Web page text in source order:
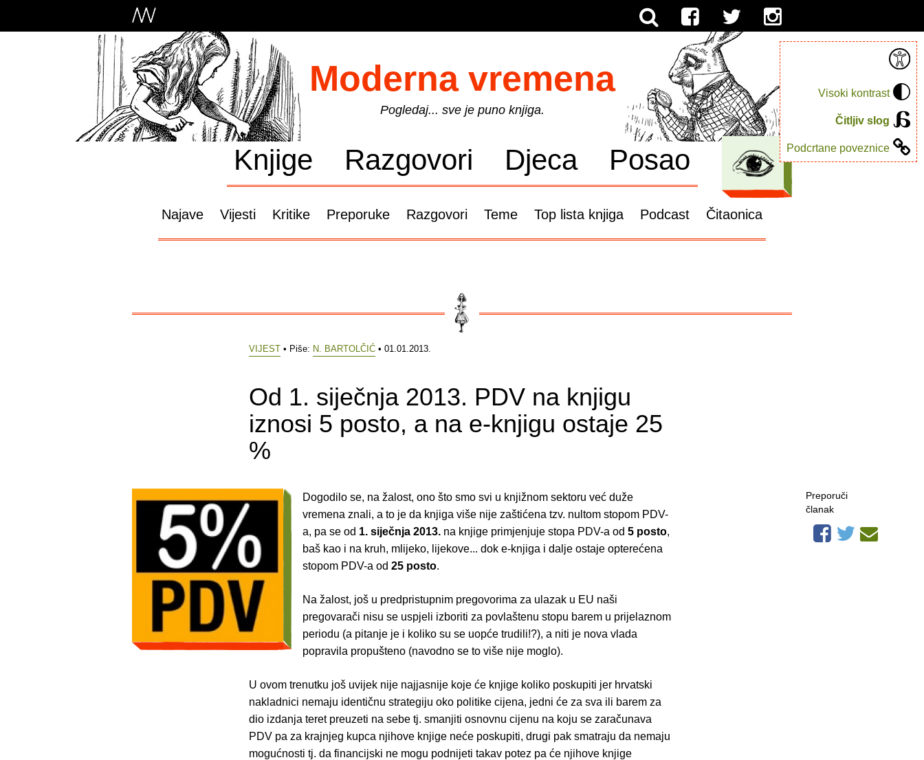
Visoki kontrast
Čitljiv slog
Podcrtane poveznice
Moderna vremena
Pogledaj... sve je puno knjiga.
Knjige Razgovori Djeca Posao
Najave Vijesti Kritike Preporuke Razgovori Teme Top lista knjiga Podcast Čitaonica
VIJEST • Piše: N. BARTOLČIĆ • 01.01.2013.
Od 1. siječnja 2013. PDV na knjigu
iznosi 5 posto, a na e-knjigu ostaje 25
%
Dogodilo se, na žalost, ono što smo svi u knjižnom sektoru već duže
vremena znali, a to je da knjiga više nije zaštićena tzv. nultom stopom PDV-
a, pa se od 1. siječnja 2013. na knjige primjenjuje stopa PDV-a od 5 posto,
baš kao i na kruh, mlijeko, lijekove... dok e-knjiga i dalje ostaje opterećena
stopom PDV-a od 25 posto.
Na žalost, još u predpristupnim pregovorima za ulazak u EU naši
pregovarači nisu se uspjeli izboriti za povlaštenu stopu barem u prijelaznom
periodu (a pitanje je i koliko su se uopće trudili!?), a niti je nova vlada
popravila propušteno (navodno se to više nije moglo).
U ovom trenutku još uvijek nije najjasnije koje će knjige koliko poskupiti jer hrvatski
nakladnici nemaju identičnu strategiju oko politike cijena, jedni će za sva ili barem za
dio izdanja teret preuzeti na sebe tj. smanjiti osnovnu cijenu na koju se zaračunava
PDV pa za krajnjeg kupca njihove knjige neće poskupiti, drugi pak smatraju da nemaju
mogućnosti tj. da financijski ne mogu podnijeti takav potez pa će njihove knjige
Preporuči
članak